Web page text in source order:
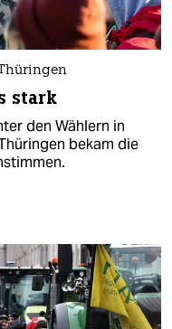
stark
den Wählern in
bekam die